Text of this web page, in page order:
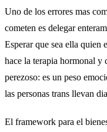
Uno de los errores mas
cometen es delegar
Esperar que sea ella quien
hace la terapia hormonal y
perezoso: es un peso
las personas trans llevan
El framework para el